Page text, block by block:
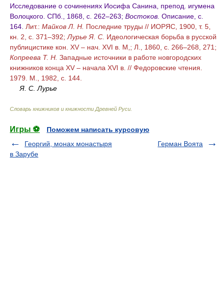
Исследование о сочинениях Иосифа Санина, препод. игумена
Волоцкого. СПб., 1868, с. 262–263; Востоков. Описание, с.
164. Лит.: Майков Л. Н. Последние труды // ИОРЯС, 1900, т. 5,
кн. 2, с. 371–392; Лурье Я. С. Идеологическая борьба в русской
публицистике кон. XV – нач. XVI в. М,; Л., 1860, с. 266–268, 271;
Копреева Т. Н. Западные источники в работе новгородских
книжников конца XV – начала XVI в. // Федоровские чтения.
1979. М., 1982, с. 144.
Я. С. Лурье
Словарь книжников и книжности Древней Руси
Игры ⚽
Поможем написать курсовую
Георгий, монах монастыря
в Зарубе
Герман Воята